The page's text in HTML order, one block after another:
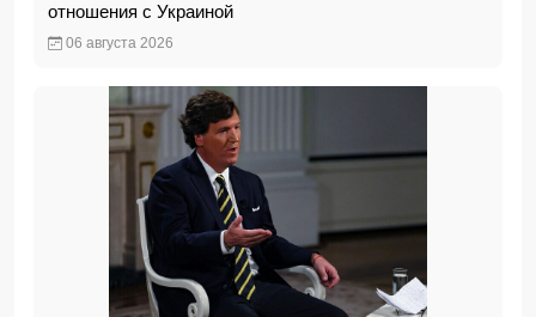
отношения с Украиной
06 августа 2026